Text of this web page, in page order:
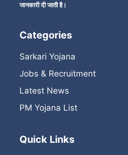
जानकारी दी जाती है।
Categories
Sarkari Yojana
Jobs & Recruitment
Latest News
PM Yojana List
Quick Links